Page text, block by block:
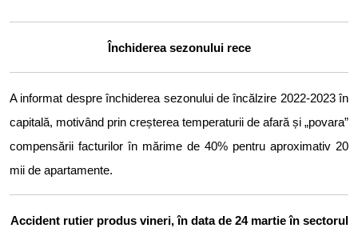
Închiderea sezonului rece
A informat despre închiderea sezonului de încălzire 2022-2023 în
capitală, motivând prin creșterea temperaturii de afară și „povara”
compensării facturilor în mărime de 40% pentru aproximativ 20
mii de apartamente.
Accident rutier produs vineri, în data de 24 martie în sectorul